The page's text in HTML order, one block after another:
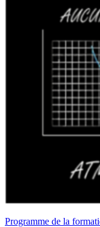
Programme de la